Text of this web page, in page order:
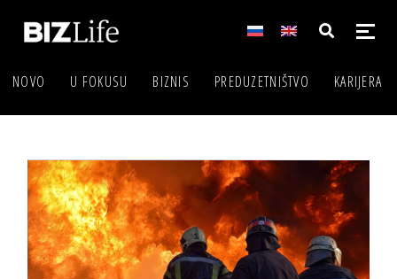
NOVO U FOKUSU BIZNIS PREDUZETNIŠTVO KARIJERA